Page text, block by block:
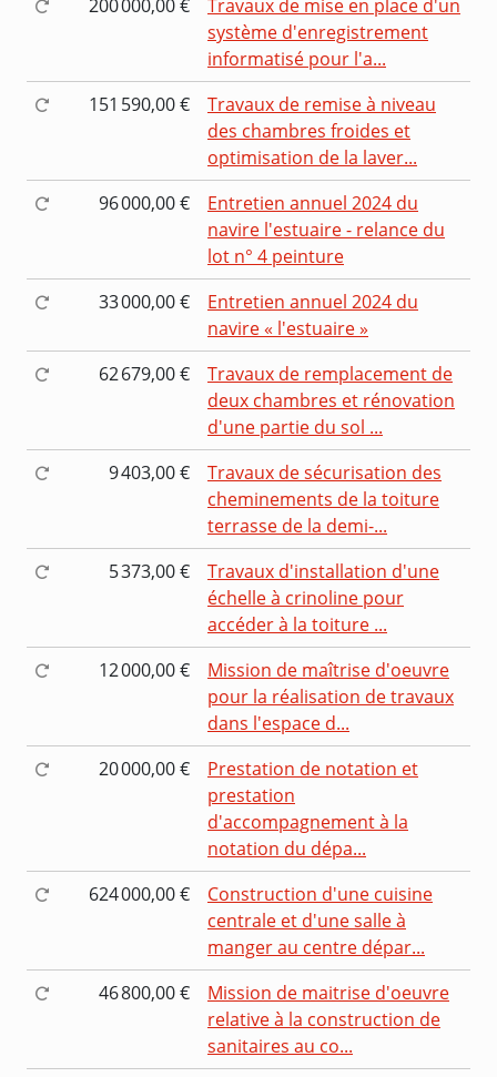
200 000,00 €
Travaux de mise en place d'un
système d'enregistrement
informatisé pour l'a...
151 590,00 €
Travaux de remise à niveau
des chambres froides et
optimisation de la laver...
96 000,00 €
Entretien annuel 2024 du
navire l'estuaire - relance du
lot n° 4 peinture
33 000,00 €
Entretien annuel 2024 du
navire « l'estuaire »
62 679,00 €
Travaux de remplacement de
deux chambres et rénovation
d'une partie du sol ...
9 403,00 €
Travaux de sécurisation des
cheminements de la toiture
terrasse de la demi-...
5 373,00 €
Travaux d'installation d'une
échelle à crinoline pour
accéder à la toiture ...
12 000,00 €
Mission de maîtrise d'oeuvre
pour la réalisation de travaux
dans l'espace d...
20 000,00 €
Prestation de notation et
prestation
d'accompagnement à la
notation du dépa...
624 000,00 €
Construction d'une cuisine
centrale et d'une salle à
manger au centre dépar...
46 800,00 €
Mission de maitrise d'oeuvre
relative à la construction de
sanitaires au co...